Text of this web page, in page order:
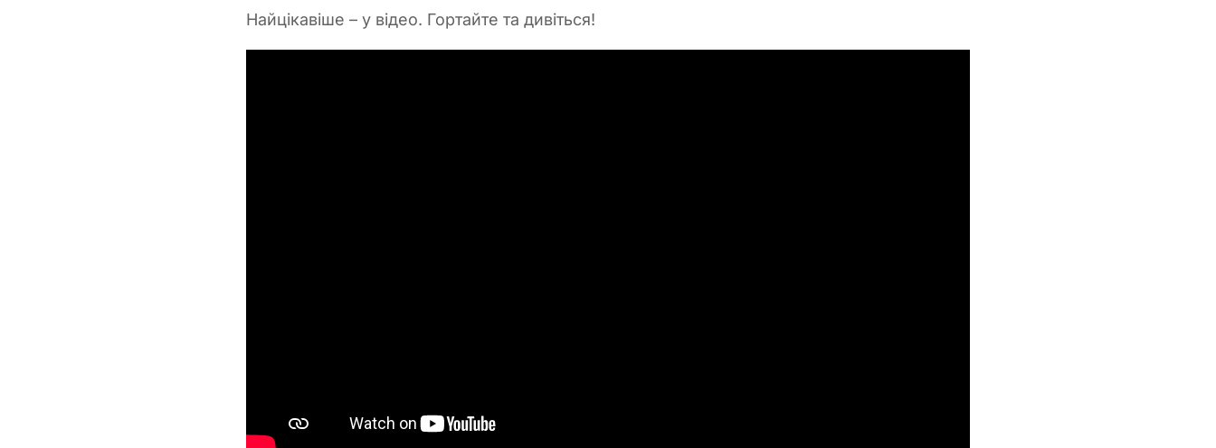
Найцікавіше – у відео. Гортайте та дивіться!